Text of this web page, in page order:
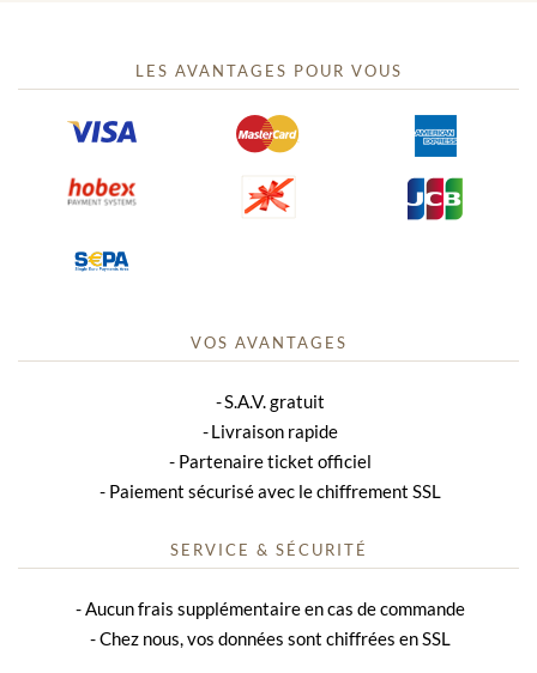
LES AVANTAGES POUR VOUS
VOS AVANTAGES
S.A.V. gratuit
Livraison rapide
Partenaire ticket officiel
Paiement sécurisé avec le chiffrement SSL
SERVICE & SÉCURITÉ
Aucun frais supplémentaire en cas de commande
Chez nous, vos données sont chiffrées en SSL